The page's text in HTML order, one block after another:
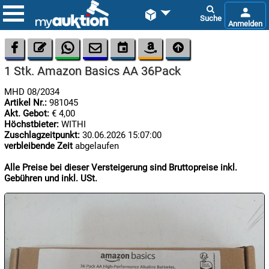
 


06.08:
      
1 Stk. Amazon Basics AA 36Pack
MHD 08/2034
Artikel Nr.: 981045
Akt. Gebot: € 4,00
Höchstbieter: WITHI
Zuschlagzeitpunkt: 30.06.2026 15:07:00
verbleibende Zeit abgelaufen
Alle Preise bei dieser Versteigerung sind Bruttopreise inkl.
Gebühren und inkl. USt.